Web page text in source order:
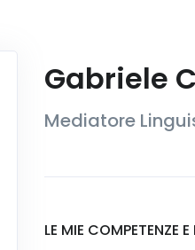
Gabriele
Mediatore
LE MIE COMPETENZE